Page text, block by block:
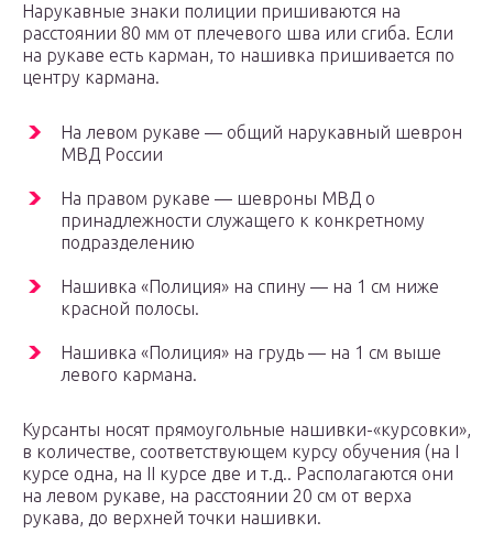
Нарукавные знаки полиции пришиваются на
расстоянии 80 мм от плечевого шва или сгиба. Если
на рукаве есть карман, то нашивка пришивается по
центру кармана.
На левом рукаве — общий нарукавный шеврон
МВД России
На правом рукаве — шевроны МВД о
принадлежности служащего к конкретному
подразделению
Нашивка «Полиция» на спину — на 1 см ниже
красной полосы.
Нашивка «Полиция» на грудь — на 1 см выше
левого кармана.
Курсанты носят прямоугольные нашивки-«курсовки»,
в количестве, соответствующем курсу обучения (на I
курсе одна, на II курсе две и т.д.. Располагаются они
на левом рукаве, на расстоянии 20 см от верха
рукава, до верхней точки нашивки.